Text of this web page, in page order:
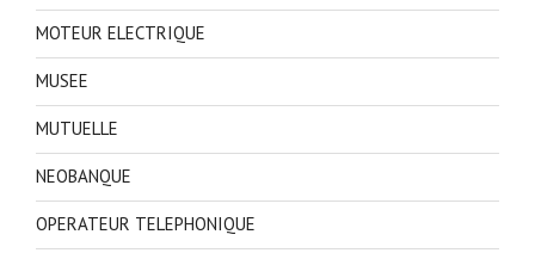
MOTEUR ELECTRIQUE
MUSEE
MUTUELLE
NEOBANQUE
OPERATEUR TELEPHONIQUE